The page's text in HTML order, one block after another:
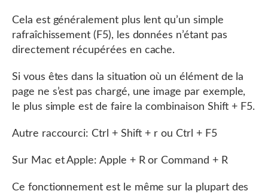
Cela est généralement plus lent qu’un simple
rafraîchissement (F5), les données n’étant pas
directement récupérées en cache.
Si vous êtes dans la situation où un élément de la
page ne s’est pas chargé, une image par exemple,
le plus simple est de faire la combinaison Shift + F5.
Autre raccourci: Ctrl + Shift + r ou Ctrl + F5
Sur Mac et Apple: Apple + R or Command + R
Ce fonctionnement est le même sur la plupart des